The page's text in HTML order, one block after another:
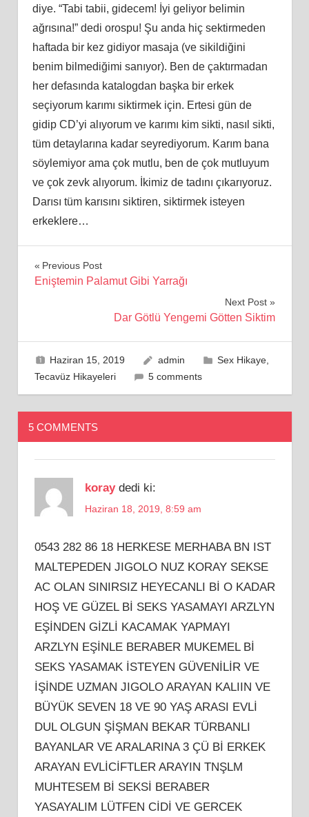
diye. “Tabi tabii, gidecem! İyi geliyor belimin
ağrısına!” dedi orospu! Şu anda hiç sektirmeden
haftada bir kez gidiyor masaja (ve sikildiğini
benim bilmediğimi sanıyor). Ben de çaktırmadan
her defasında katalogdan başka bir erkek
seçiyorum karımı siktirmek için. Ertesi gün de
gidip CD’yi alıyorum ve karımı kim sikti, nasıl sikti,
tüm detaylarına kadar seyrediyorum. Karım bana
söylemiyor ama çok mutlu, ben de çok mutluyum
ve çok zevk alıyorum. İkimiz de tadını çıkarıyoruz.
Darısı tüm karısını siktiren, siktirmek isteyen
erkeklere…
Yazı
Previous Post
Eniştemin Palamut Gibi Yarrağı
Next Post
Dar Götlü Yengemi Götten Siktim
Haziran 15, 2019 admin Sex Hikaye
Tecavüz Hikayeleri
5 comments
5 COMMENTS
koray dedi ki:
Haziran 18, 2019, 8:59 am
0543 282 86 18 HERKESE MERHABA BN IST
MALTEPEDEN JIGOLO NUZ KORAY SEKSE
AC OLAN SINIRSIZ HEYECANLI Bİ O KADAR
HOŞ VE GÜZEL Bİ SEKS YASAMAYI ARZLYN
EŞİNDEN GİZLİ KACAMAK YAPMAYI
ARZLYN EŞİNLE BERABER MUKEMEL Bİ
SEKS YASAMAK İSTEYEN GÜVENİLİR VE
İŞİNDE UZMAN JIGOLO ARAYAN KALIIN VE
BÜYÜK SEVEN 18 VE 90 YAŞ ARASI EVLİ
DUL OLGUN ŞİŞMAN BEKAR TÜRBANLI
BAYANLAR VE ARALARINA 3 ÇÜ Bİ ERKEK
ARAYAN EVLİCİFTLER ARAYIN TNŞLM
MUHTESEM Bİ SEKSİ BERABER
YASAYALIM LÜTFEN CİDİ VE GERCEK